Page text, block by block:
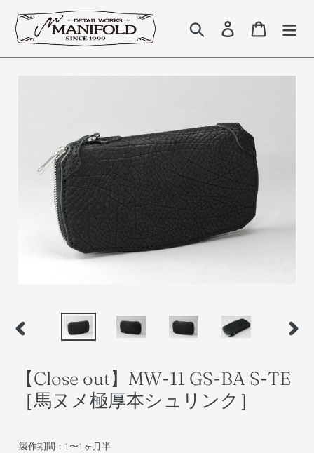
検索 Log in Cart
ラ
【Close out】MW-11 GS-BA S-TE
［馬ヌメ極厚本シュリンク］
製作期間：1〜1ヶ月半